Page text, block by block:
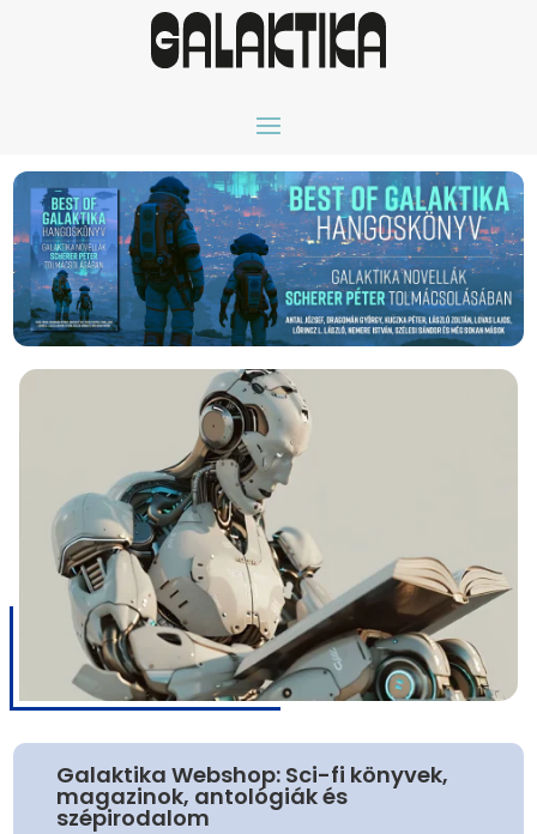
Galaktika Webshop: Sci-fi könyvek,
magazinok, antológiák és
szépirodalom